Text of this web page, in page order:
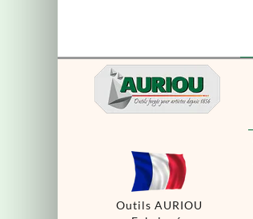
Outils AURIOU